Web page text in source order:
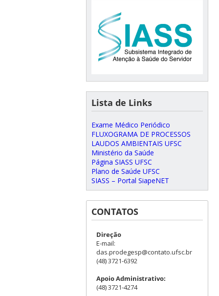
Lista de Links
Exame Médico Periódico
FLUXOGRAMA DE PROCESSOS
LAUDOS AMBIENTAIS UFSC
Ministério da Saúde
Página SIASS UFSC
Plano de Saúde UFSC
SIASS – Portal SiapeNET
CONTATOS
Direção
E-mail:
das.prodegesp@contato.ufsc.br
(48) 3721-6392
Apoio Administrativo:
(48) 3721-4274